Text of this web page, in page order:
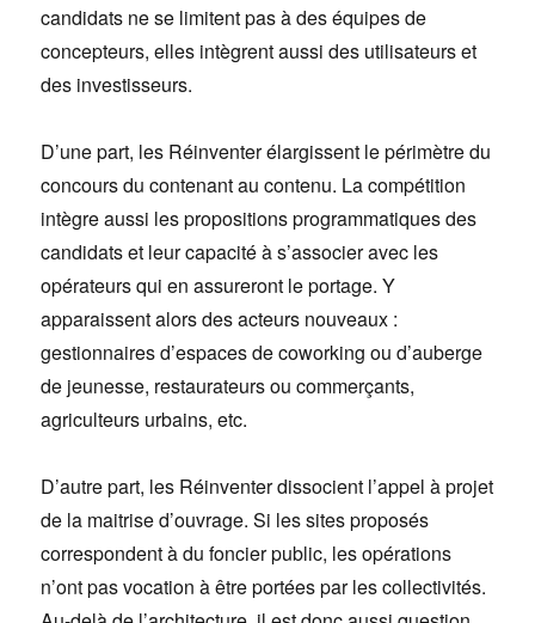
candidats ne se limitent pas à des équipes de
concepteurs, elles intègrent aussi des utilisateurs et
des investisseurs.
D’une part, les Réinventer élargissent le périmètre du
concours du contenant au contenu. La compétition
intègre aussi les propositions programmatiques des
candidats et leur capacité à s’associer avec les
opérateurs qui en assureront le portage. Y
apparaissent alors des acteurs nouveaux :
gestionnaires d’espaces de coworking ou d’auberge
de jeunesse, restaurateurs ou commerçants,
agriculteurs urbains, etc.
D’autre part, les Réinventer dissocient l’appel à projet
de la maitrise d’ouvrage. Si les sites proposés
correspondent à du foncier public, les opérations
n’ont pas vocation à être portées par les collectivités.